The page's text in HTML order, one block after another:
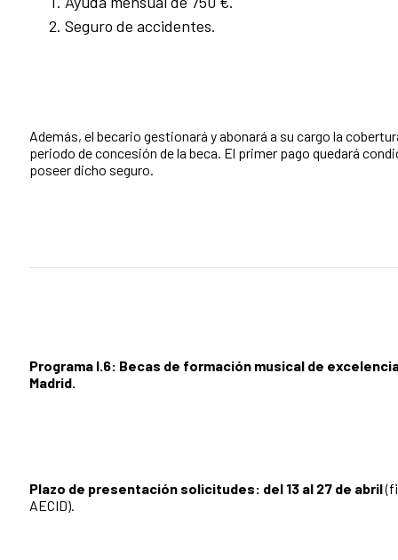
Seguro de accidentes.
Además, el becario gestionará y abonará a su cargo la
periodo de concesión de la beca. El primer pago quedará
poseer dicho seguro.
Programa I.6: Becas de formación musical de
Madrid.
Plazo de presentación solicitudes: del 13 al 27 de abril
AECID).